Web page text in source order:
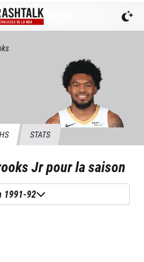
STATS
Jrpour la saison
1991-92